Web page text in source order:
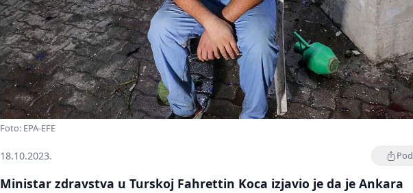
Foto: EPA-EFE
18.10.2023.
Ministar zdravstva u Turskoj Fahrettin Koca izjavio je da je Ankara